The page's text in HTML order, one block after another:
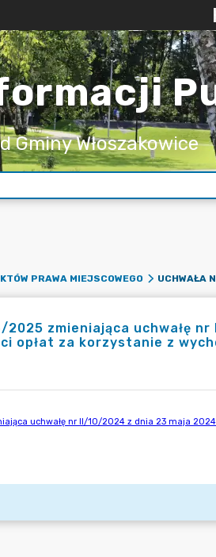
Gminy Włoszakowice
PRAWA MIEJSCOWEGO
2025 zmieniająca uchwałę
opłat za korzystanie z